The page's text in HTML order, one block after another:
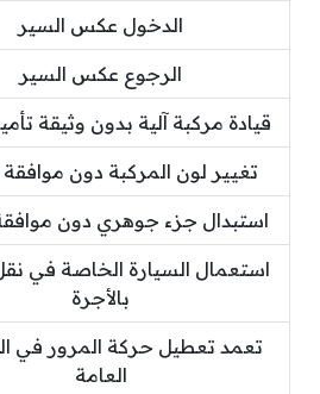
الدخول عكس السير
الرجوع عكس السير
قيادة مركبة آلية بدون وثيقة
تغيير لون المركبة دون موافقة
استبدال جزء جوهري دون
استعمال السيارة الخاصة في
بالأجرة
تعمد تعطيل حركة المرور في
العامة